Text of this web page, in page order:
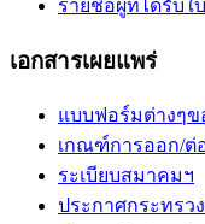
รายชื่อผู้ที่ได้รับใบ
เอกสารเผยแพร่
แบบฟอร์มต่างๆ
เกณฑ์การออก/ต่
ระเบียบสมาคมฯ
ประกาศกระทรว